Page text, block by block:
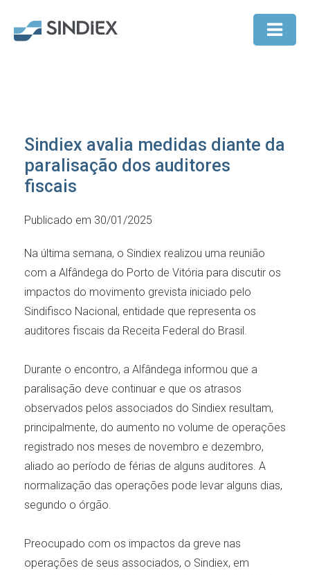
Sindiex avalia medidas diante da
paralisação dos auditores
fiscais
Publicado em 30/01/2025
Na última semana, o Sindiex realizou uma reunião
com a Alfândega do Porto de Vitória para discutir os
impactos do movimento grevista iniciado pelo
Sindifisco Nacional, entidade que representa os
auditores fiscais da Receita Federal do Brasil.
Durante o encontro, a Alfândega informou que a
paralisação deve continuar e que os atrasos
observados pelos associados do Sindiex resultam,
principalmente, do aumento no volume de operações
registrado nos meses de novembro e dezembro,
aliado ao período de férias de alguns auditores. A
normalização das operações pode levar alguns dias,
segundo o órgão.
Preocupado com os impactos da greve nas
operações de seus associados, o Sindiex, em